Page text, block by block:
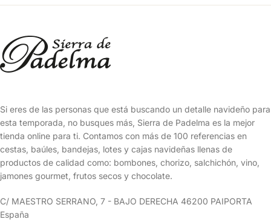
Si eres de las personas que está buscando un detalle navideño para
esta temporada, no busques más, Sierra de Padelma es la mejor
tienda online para ti. Contamos con más de 100 referencias en
cestas, baúles, bandejas, lotes y cajas navideñas llenas de
productos de calidad como: bombones, chorizo, salchichón, vino,
jamones gourmet, frutos secos y chocolate.
C/ MAESTRO SERRANO, 7 - BAJO DERECHA 46200 PAIPORTA
España